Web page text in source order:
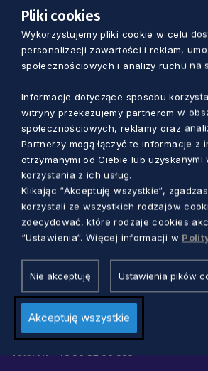
KULTURA
Poznaj kaszubskie
Gryfa”
Marcin Szumny
Urząd Marszałkowski
Województwa Pomorskiego
Telefon +48 58 32 68 555
Pliki cookies
Wykorzystujemy pliki cookie w celu
personalizacji zawartości i reklam,
społecznościowych i analizy ruchu na
Informacje dotyczące sposobu
witryny przekazujemy partnerom w
społecznościowych, reklamy oraz
Partnerzy mogą łączyć te informacje z
otrzymanymi od Ciebie lub uzyskanymi
korzystania z ich usług.
Klikając “Akceptuję wszystkie“,
korzystali ze wszystkich rodzajów
zdecydować, które rodzaje cookies
“Ustawienia“. Więcej informacji w
Nie akceptuję Ustawienia pików
Akceptuję wszystkie